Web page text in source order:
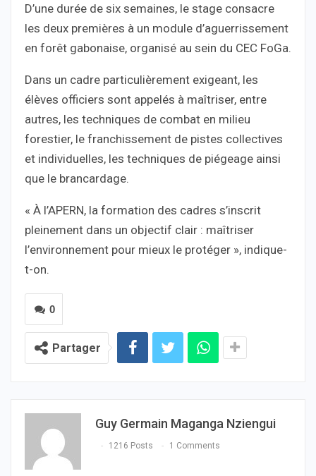
D’une durée de six semaines, le stage consacre
les deux premières à un module d’aguerrissement
en forêt gabonaise, organisé au sein du CEC FoGa.
Dans un cadre particulièrement exigeant, les
élèves officiers sont appelés à maîtriser, entre
autres, les techniques de combat en milieu
forestier, le franchissement de pistes collectives
et individuelles, les techniques de piégeage ainsi
que le brancardage.
« À l’APERN, la formation des cadres s’inscrit
pleinement dans un objectif clair : maîtriser
l’environnement pour mieux le protéger », indique-
t-on.
0
Partager
Guy Germain Maganga Nziengui
1216 Posts 1 Comments